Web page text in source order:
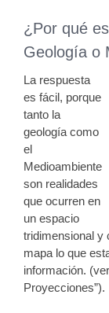
¿Por qué
Geología o
La respuesta
es fácil, porque
tanto la
geología como
el
Medioambiente
son realidades
que ocurren en
un espacio
tridimensional y
mapa lo que
información.
Proyecciones”).